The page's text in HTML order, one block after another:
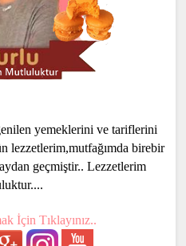
yemeklerini ve tariflerini
lezzetlerim,mutfağımda birebir
geçmiştir.. Lezzetlerim
İçin Tıklayınız..